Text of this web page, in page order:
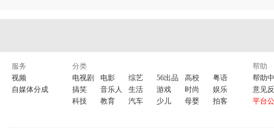
服务
视频
自媒体分成
分类
电视剧
电影 综艺 56出品 高校
粤语
搞笑
音乐人 生活 游戏 时尚
娱乐
科技
教育 汽车 少儿 母婴 拍客
帮助
帮助
意见
平台